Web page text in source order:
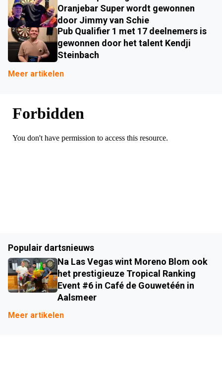
Oranjebar Super wordt gewonnen
door Jimmy van Schie
Pub Qualifier 1 met 17 deelnemers is
gewonnen door het talent Kendji
Steinbach
Meer artikelen
Populair dartsnieuws
Na Las Vegas wint Moreno Blom ook
het prestigieuze Tropical Ranking
Event #6 in Café de Gouwetéén in
Aalsmeer
Meer artikelen